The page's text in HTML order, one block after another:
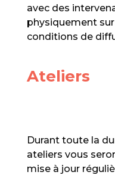
avec des
physiquement
conditions de
Ateliers
Durant toute la
ateliers vous
mise à jour